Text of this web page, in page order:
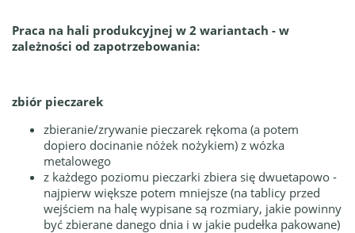
Praca na hali produkcyjnej w 2 wariantach - w
zależności od zapotrzebowania:
zbiór pieczarek
zbieranie/zrywanie pieczarek rękoma (a potem
dopiero docinanie nóżek nożykiem) z wózka
metalowego
z każdego poziomu pieczarki zbiera się dwuetapowo -
najpierw większe potem mniejsze (na tablicy przed
wejściem na halę wypisane są rozmiary, jakie powinny
być zbierane danego dnia i w jakie pudełka pakowane)